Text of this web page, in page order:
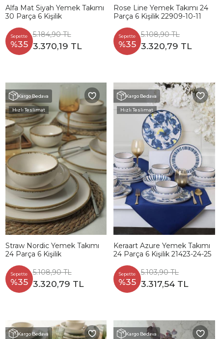
Alfa Mat Siyah Yemek Takımı
30 Parça 6 Kişilik
Sepette
%35
5.184,90 TL
3.370,19 TL
Rose Line Yemek Takımı 24
Parça 6 Kişilik 22909-10-11
Sepette
%35
5.108,90 TL
3.320,79 TL
Kargo Bedava
Hızlı Teslimat
Straw Nordic Yemek Takımı
24 Parça 6 Kişilik
Sepette
%35
5.108,90 TL
3.320,79 TL
Kargo Bedava
Hızlı Teslimat
Keraart Azure Yemek Takımı
24 Parça 6 Kişilik 21423-24-25
Sepette
%35
5.103,90 TL
3.317,54 TL
Kargo Bedava Kargo Bedava